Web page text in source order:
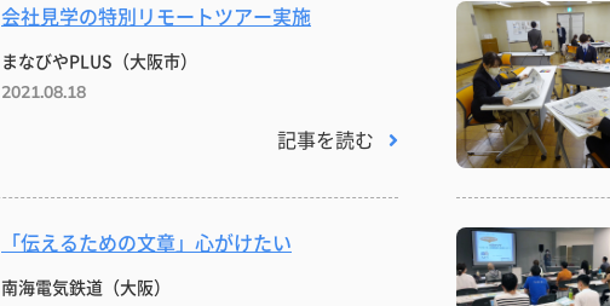
会社見学の特別リモートツアー実施
まなびやPLUS（大阪市）
2021.08.18
記事を読む
「伝えるための文章」心がけたい
南海電気鉄道（大阪）